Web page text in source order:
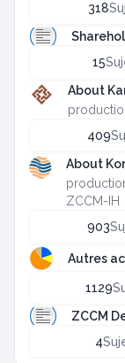
318
15
About
409
About
ZCCM-IH
903
Autres
1129
ZCCM
4